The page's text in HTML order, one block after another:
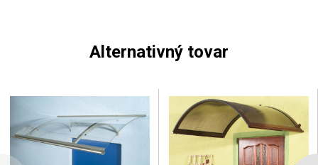
Alternativný tovar